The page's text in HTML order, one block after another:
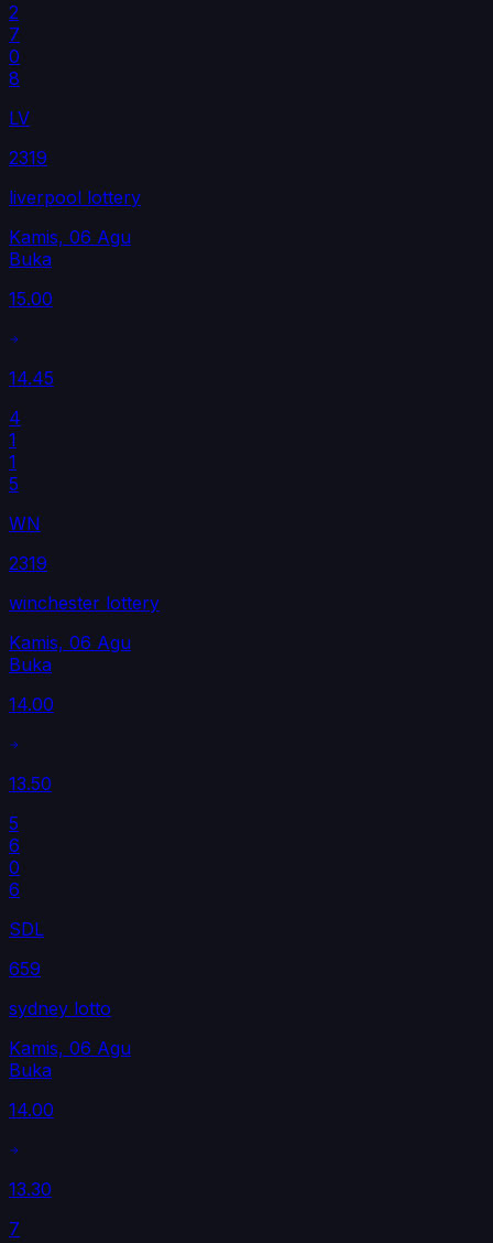
2
7
0
8
LV
2319
liverpool lottery
Kamis, 06 Agu
Buka
15.00
14.45
4
1
1
5
WN
2319
winchester lottery
Kamis, 06 Agu
Buka
14.00
13.50
5
6
0
6
SDL
659
sydney lotto
Kamis, 06 Agu
Buka
14.00
13.30
7